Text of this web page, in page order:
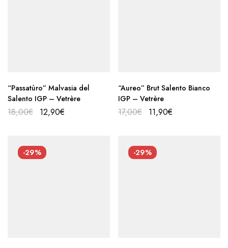
“Passatùro” Malvasia del
Salento IGP – Vetrère
18,00€ 12,90€
“Aureo” Brut Salento Bianco
IGP – Vetrère
17,00€ 11,90€
-29% -29%